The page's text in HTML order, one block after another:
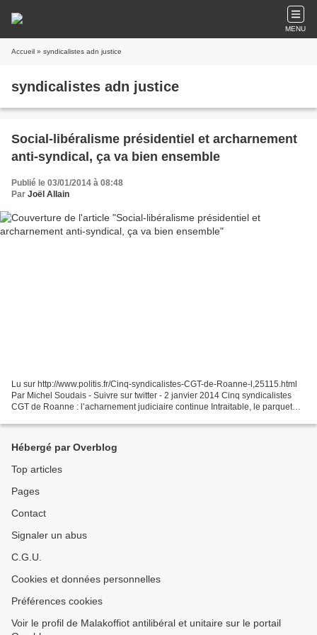
MENU
Accueil » syndicalistes adn justice
syndicalistes adn justice
Social-libéralisme présidentiel et archarnement
anti-syndical, ça va bien ensemble
Publié le 03/01/2014 à 08:48
Par Joël Allain
Lu sur http://www.politis.fr/Cinq-syndicalistes-CGT-de-Roanne-l,25115.html
Par Michel Soudais - Suivre sur twitter - 2 janvier 2014 Cinq syndicalistes
CGT de Roanne : l’acharnement judiciaire continue Intraitable, le parquet
Hébergé par Overblog
Top articles
Pages
Contact
Signaler un abus
C.G.U.
Cookies et données personnelles
Préférences cookies
Voir le profil de Malakoffiot antilibéral et unitaire sur le portail